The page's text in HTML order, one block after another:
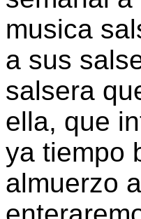
musica
a sus
salsera
ella, que
ya tiempo
almuerzo